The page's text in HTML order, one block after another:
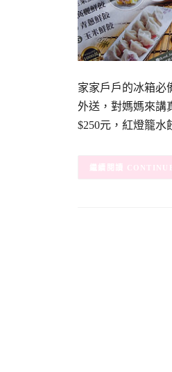
家家戶戶的冰箱必
外送，對媽媽來講
$250元，紅燈籠